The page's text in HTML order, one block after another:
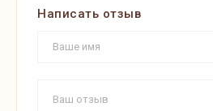
Написать отзыв